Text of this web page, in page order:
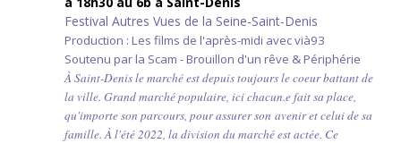
Festival Autres Vues de la Seine-Saint-Denis
Production : Les films de l'après-midi avec vià93
Soutenu par la Scam - Brouillon d'un rêve & Périphérie
À Saint-Denis le marché est depuis toujours le coeur battant de
la ville. Grand marché populaire, ici chacun.e fait sa place,
qu'importe son parcours, pour assurer son avenir et celui de sa
famille. À l'été 2022, la division du marché est actée. Ce